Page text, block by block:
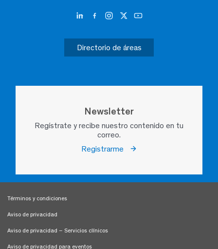
Directorio de áreas
Newsletter
Regístrate y recibe nuestro contenido en tu
correo.
Registrarme
Términos y condiciones
Aviso de privacidad
Aviso de privacidad – Servicios clínicos
Aviso de privacidad para eventos